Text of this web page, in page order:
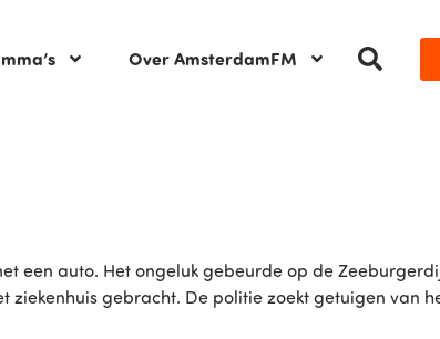
Over AmsterdamFM
een auto. Het ongeluk gebeurde op de
gebracht. De politie zoekt getuigen van